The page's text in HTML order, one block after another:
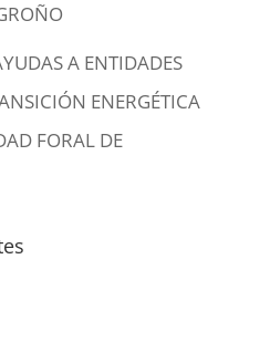
A ENTIDADES
ENERGÉTICA
FORAL DE